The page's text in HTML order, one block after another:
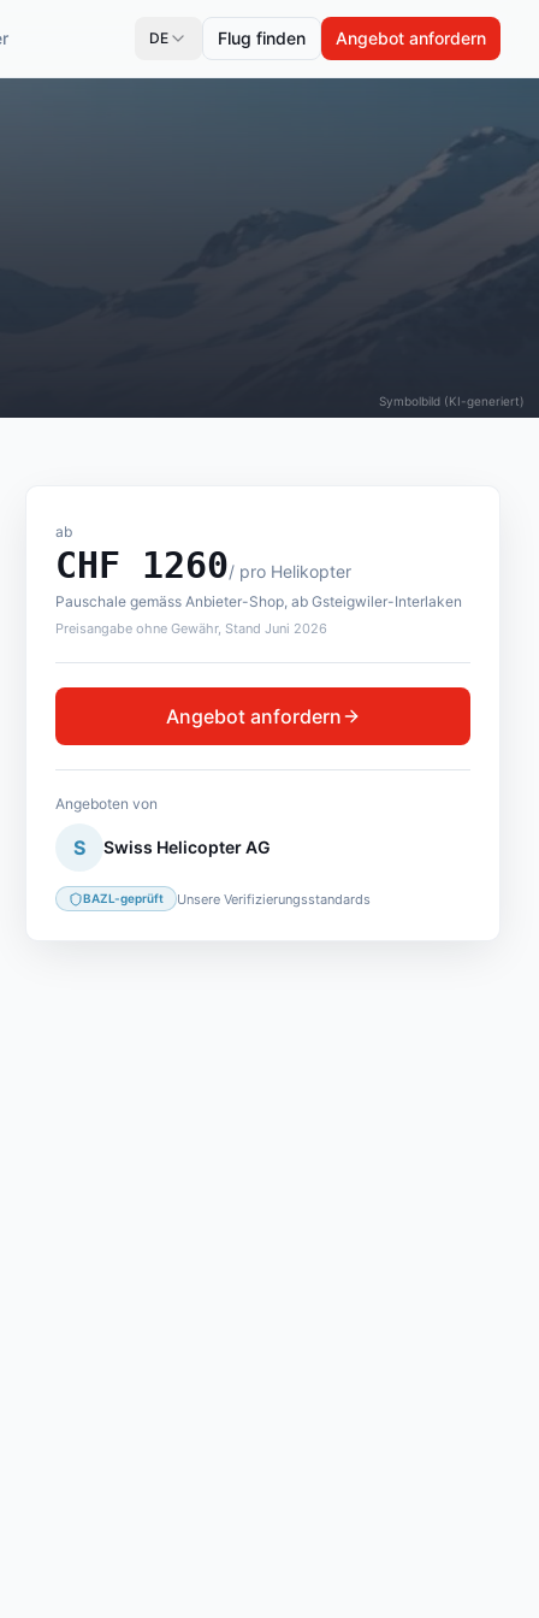
DE Flug finden Angebot anfordern
Symbolbild (KI-generiert)
ab
CHF 1260/ pro Helikopter
Pauschale gemäss Anbieter-Shop, ab Gsteigwiler-Interlaken
Preisangabe ohne Gewähr, Stand Juni 2026
Angebot anfordern
Angeboten von
S Swiss Helicopter AG
BAZL-geprüft Unsere Verifizierungsstandards